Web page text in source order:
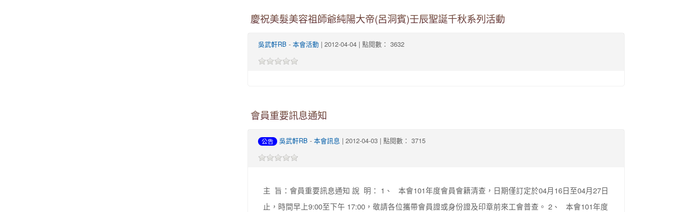
慶祝美髮美容祖師爺純陽大帝(呂洞賓)壬辰聖誕千秋系列活動
吳武軒RB - 本會活動 | 2012-04-04 | 點閱數： 3632
會員重要訊息通知
公告 吳武軒RB - 本會訊息 | 2012-04-03 | 點閱數： 3715
主 旨：會員重要訊息通知 說 明： 1、 本會101年度會員會籍清查，日期僅訂定於04月16日至04月27日
止，時間早上9:00至下午 17:00，敬請各位攜帶會員證或身份證及印章前來工會普查。 2、 本會101年度